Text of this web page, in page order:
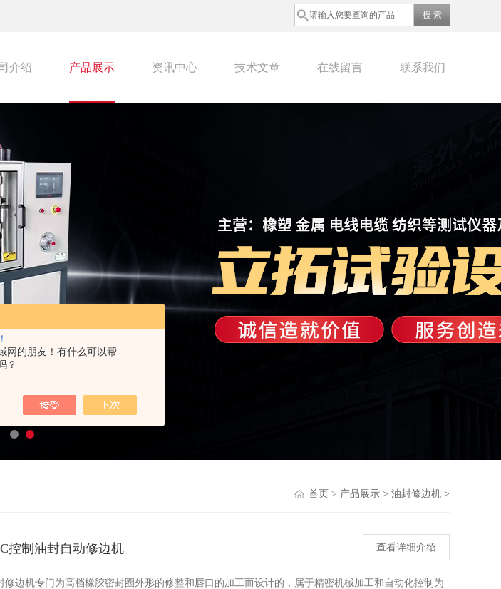
网的朋友！有什么可以帮
？
介绍 产品展示 资讯中心 技术文章 在线留言 联系我们
首页 > 产品展示 > 油封修边机 >
控制油封自动修边机 查看详细介绍
修边机专门为高档橡胶密封圈外形的修整和唇口的加工而设计的，属于精密机械加工和自动化控制为